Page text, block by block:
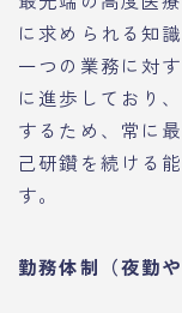
に求められる知
一つの業務に対
に進歩しており
するため、常に
己研鑽を続ける
す。
勤務体制（夜勤